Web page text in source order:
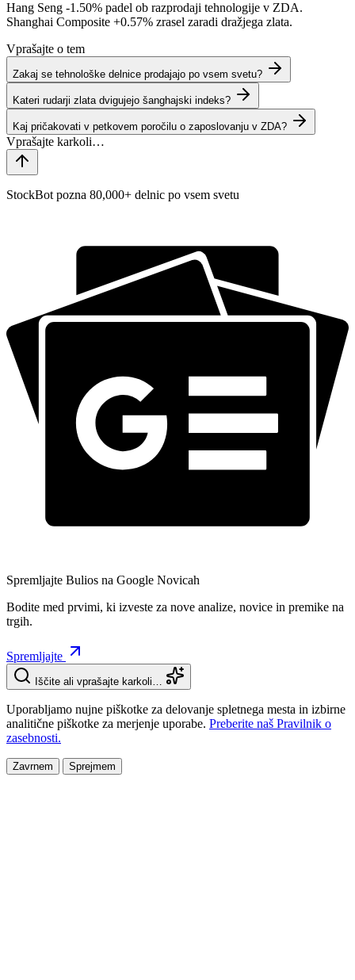
Hang Seng -1.50% padel ob razprodaji tehnologije v ZDA.
Shanghai Composite +0.57% zrasel zaradi dražjega zlata.
Vprašajte o tem
Zakaj se tehnološke delnice prodajajo po vsem svetu?
Kateri rudarji zlata dvigujejo šanghajski indeks?
Kaj pričakovati v petkovem poročilu o zaposlovanju v ZDA?
StockBot pozna 80,000+ delnic po vsem svetu
Spremljajte Bulios na Google Novicah
Bodite med prvimi, ki izveste za nove analize, novice in premike na
trgih.
Spremljajte
Iščite ali vprašajte karkoli…
Uporabljamo nujne piškotke za delovanje spletnega mesta in izbirne
analitične piškotke za merjenje uporabe. Preberite naš Pravilnik o
zasebnosti.
Zavrnem Sprejmem